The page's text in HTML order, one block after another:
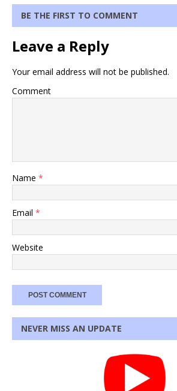
BE THE FIRST TO COMMENT
Leave a Reply
Your email address will not be published.
Comment
Name *
Email *
Website
NEVER MISS AN UPDATE